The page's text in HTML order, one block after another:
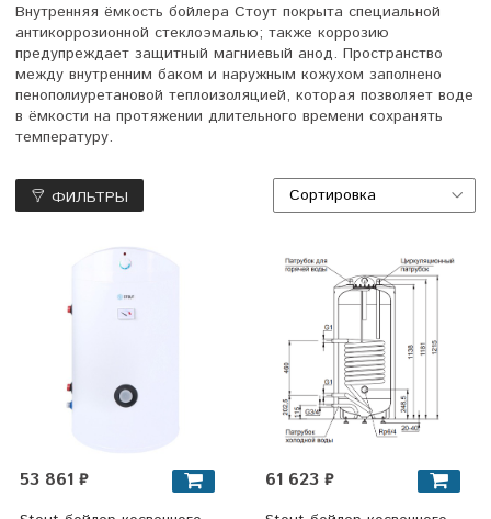
Внутренняя ёмкость бойлера Стоут покрыта специальной
антикоррозионной стеклоэмалью; также коррозию
предупреждает защитный магниевый анод. Пространство
между внутренним баком и наружным кожухом заполнено
пенополиуретановой теплоизоляцией, которая позволяет воде
в ёмкости на протяжении длительного времени сохранять
температуру.
ФИЛЬТРЫ
53 861 ₽ 61 623 ₽